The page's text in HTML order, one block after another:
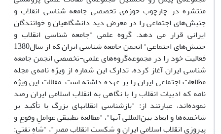
منتشره در چارچوب حوزه‌ی تخصصی جامعه شناسی انقلاب و
جنبش‌های اجتماعی را در معرض دید دانشگاهیان و خوانندگان
ایرانی قرار می دهد. گروه علمی "جامعه شناسی انقلاب و
جنبش‌های اجتماعی" انجمن جامعه شناسی ایران که از سال1380
فعالیت خود را در مجموعه‌گروه‌های علمی-تخصصیِ انجمن جامعه
شناسی ایران آغاز کرده، تدارک این شماره از ویژه نامه‌ی مجله
مطالعات اجتماعی ایران را بر عهده داشته است. مقالات این ویژه
نامه که ادبیات انقلاب را با نگاهی به انقلاب اسلامی ایران رصد
نموده‌اند، عبارتند از: "بازشناسی انقلاب­های بزرگ با تأکید بر
شاخصه‌ها و ابعاد بین‌المللی آنها"، "مطالعة تطبیقی عواملِ وقوع و
پیروزی انقلاب اسلامی ایران و شکست انقلاب مصر"، "شاهِ نفتی: